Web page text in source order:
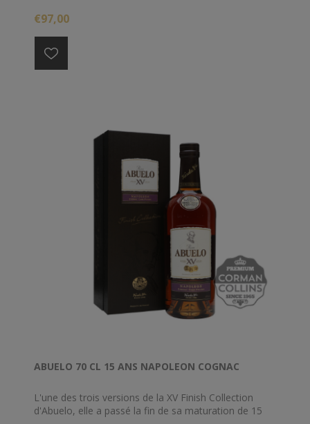
que ça. Heureusement, le rhum est livré avec deux
Ultra Sauternes Cask Finish et Non Plus Ultra Black
Edition. Essayez-les tous avant de revenir à la banalité
du monde connu.
€97,00
ABUELO 70 CL 15 ANS NAPOLEON COGNAC
L'une des trois versions de la XV Finish Collection
d'Abuelo, elle a passé la fin de sa maturation de 15